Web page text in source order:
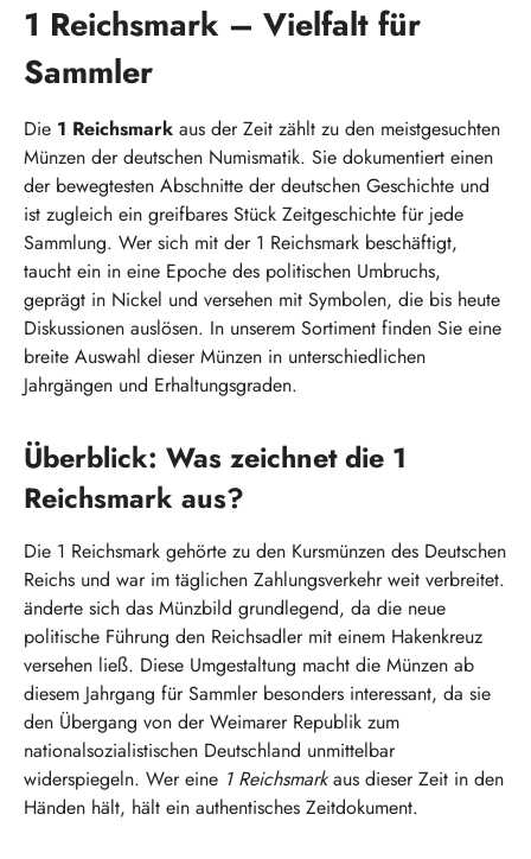
1 Reichsmark – Vielfalt für
Sammler
Die 1 Reichsmark aus der Zeit zählt zu den meistgesuchten
Münzen der deutschen Numismatik. Sie dokumentiert einen
der bewegtesten Abschnitte der deutschen Geschichte und
ist zugleich ein greifbares Stück Zeitgeschichte für jede
Sammlung. Wer sich mit der 1 Reichsmark beschäftigt,
taucht ein in eine Epoche des politischen Umbruchs,
geprägt in Nickel und versehen mit Symbolen, die bis heute
Diskussionen auslösen. In unserem Sortiment finden Sie eine
breite Auswahl dieser Münzen in unterschiedlichen
Jahrgängen und Erhaltungsgraden.
Überblick: Was zeichnet die 1
Reichsmark aus?
Die 1 Reichsmark gehörte zu den Kursmünzen des Deutschen
Reichs und war im täglichen Zahlungsverkehr weit verbreitet.
änderte sich das Münzbild grundlegend, da die neue
politische Führung den Reichsadler mit einem Hakenkreuz
versehen ließ. Diese Umgestaltung macht die Münzen ab
diesem Jahrgang für Sammler besonders interessant, da sie
den Übergang von der Weimarer Republik zum
nationalsozialistischen Deutschland unmittelbar
widerspiegeln. Wer eine 1 Reichsmarkaus dieser Zeit in den
Händen hält, hält ein authentisches Zeitdokument.